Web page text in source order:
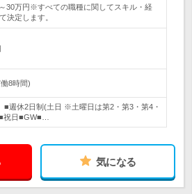
30万円※すべての職種に関してスキル・経
決定します。
8時間)
■週休2日制(土日 ※土曜日は第2・第3・第4・
祝日■GW■…
気になる